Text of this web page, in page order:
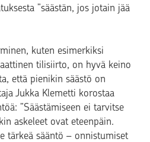
”säästän, jos jotain jää
kuten esimerkiksi
tilisiirto, on hyvä keino
että pienikin säästö on
Jukka Klemetti korostaa
”Säästämiseen ei tarvitse
askeleet ovat eteenpäin.
tärkeä sääntö – onnistumiset